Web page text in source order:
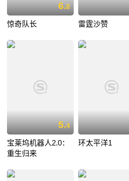
6.8
惊奇队长 雷霆沙赞
5.4
宝莱坞机器人2.0：
重生归来
环太平洋1